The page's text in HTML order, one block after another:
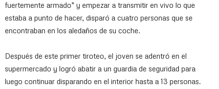
fuertemente armado” y empezar a transmitir en vivo lo que
estaba a punto de hacer, disparó a cuatro personas que se
encontraban en los aledaños de su coche.
Después de este primer tiroteo, el joven se adentró en el
supermercado y logró abatir a un guardia de seguridad para
luego continuar disparando en el interior hasta a 13 personas.